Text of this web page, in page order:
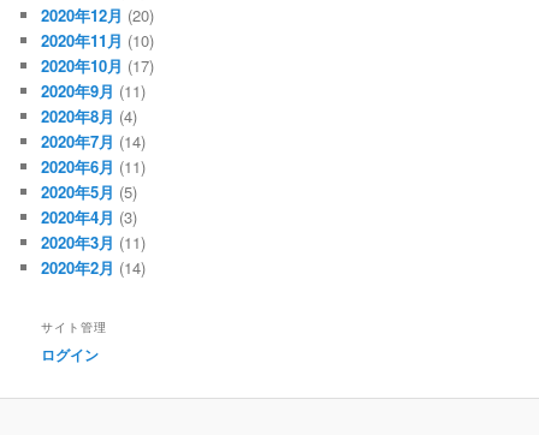
2020年12月 (20)
2020年11月 (10)
2020年10月 (17)
2020年9月 (11)
2020年8月 (4)
2020年7月 (14)
2020年6月 (11)
2020年5月 (5)
2020年4月 (3)
2020年3月 (11)
2020年2月 (14)
サイト管理
ログイン